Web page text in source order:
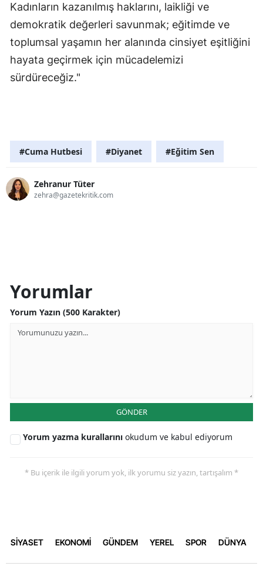
Kadınların kazanılmış haklarını, laikliği ve
demokratik değerleri savunmak; eğitimde ve
toplumsal yaşamın her alanında cinsiyet eşitliğini
hayata geçirmek için mücadelemizi
sürdüreceğiz."
#Cuma Hutbesi #Diyanet #Eğitim Sen
Zehranur Tüter
zehra@gazetekritik.com
Yorumlar
Yorum Yazın (500 Karakter)
GÖNDER
Yorum yazma kurallarını okudum ve kabul ediyorum
* Bu içerik ile ilgili yorum yok, ilk yorumu siz yazın, tartışalım *
SİYASET EKONOMİ GÜNDEM YEREL SPOR DÜNYA